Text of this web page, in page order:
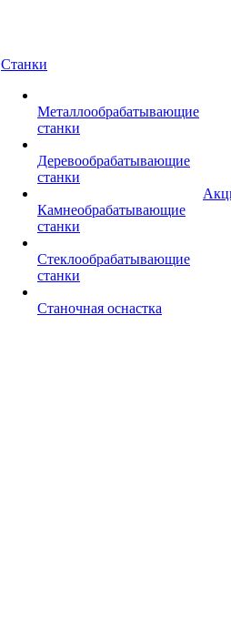
Станки
Металлообрабатывающие
станки
Деревообрабатывающие
станки
Камнеобрабатывающие
станки
Стеклообрабатывающие
станки
Станочная оснастка